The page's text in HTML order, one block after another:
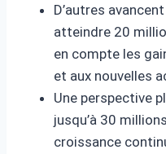
D’autres
atteindre 20
en compte les
et aux nouvelles
Une perspective
jusqu’à 30
croissance